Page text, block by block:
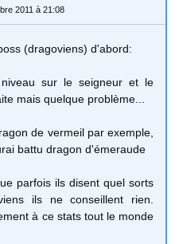
2011 à 21:08
(dragoviens) d'abord:
sur le seigneur et le
mais quelque problème...
de vermeil par exemple,
battu dragon d'émeraude
parfois ils disent quel sorts
ils ne conseillent rien.
à ce stats tout le monde